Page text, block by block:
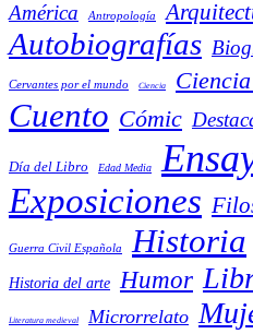
América Antropología
Autobiografías
Cervantes por el mundo Ciencia
Cuento Cómic
Día del Libro Edad Media
Exposiciones
Guerra Civil Española Historia
Historia del arte Humor
Literatura medieval Microrrelato